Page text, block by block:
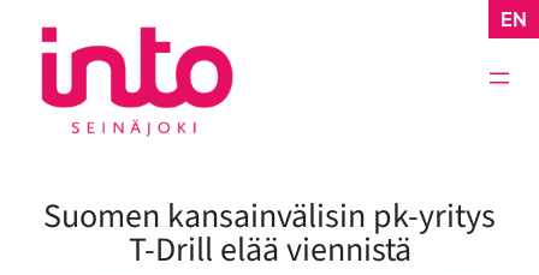
sisältöön
EN
Suomen kansainvälisin pk-yritys
T-Drill elää viennistä